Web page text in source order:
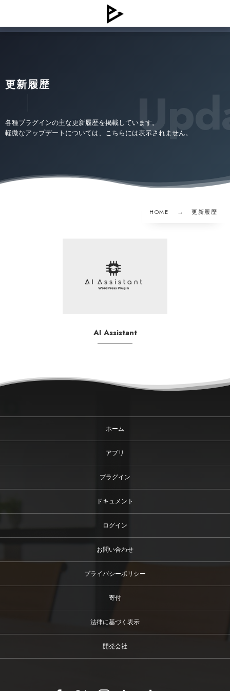
更新履歴
各種プラグインの主な更新履歴を掲載しています。
軽微なアップデートについては、こちらには表示されません。
HOME 更新履歴
AI Assistant
ホーム
アプリ
プラグイン
ドキュメント
ログイン
お問い合わせ
プライバシーポリシー
寄付
法律に基づく表示
開発会社